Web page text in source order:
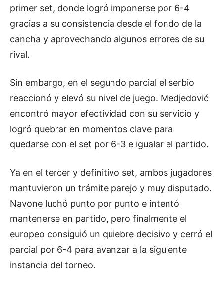
primer set, donde logró imponerse por 6-4
gracias a su consistencia desde el fondo de la
cancha y aprovechando algunos errores de su
rival.
Sin embargo, en el segundo parcial el serbio
reaccionó y elevó su nivel de juego. Medjedović
encontró mayor efectividad con su servicio y
logró quebrar en momentos clave para
quedarse con el set por 6-3 e igualar el partido.
Ya en el tercer y definitivo set, ambos jugadores
mantuvieron un trámite parejo y muy disputado.
Navone luchó punto por punto e intentó
mantenerse en partido, pero finalmente el
europeo consiguió un quiebre decisivo y cerró el
parcial por 6-4 para avanzar a la siguiente
instancia del torneo.